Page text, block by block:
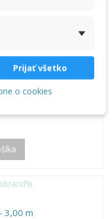
3,00 m
Prijať všetko
o cookies